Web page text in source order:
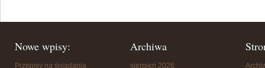
Nowe wpisy:
Przepisy na śniadania
Archiwa
sierpień 2026